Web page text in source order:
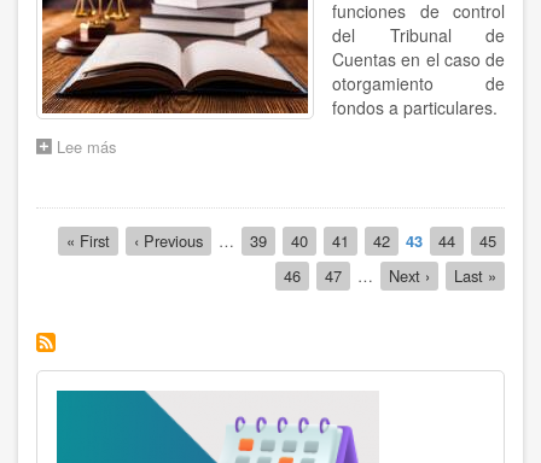
funciones de control
del Tribunal de
Cuentas en el caso de
otorgamiento de
fondos a particulares.
Lee más
APROBATORIO
DEL
DICTAMEN
TRIBUNAL
CUENTAS
Paginación
Primera
página
« First
Página
anterior
‹ Previous … Página
39 Página
40 Página
41 Página
42
Página
actual
43 Página
44 Página
45
Página
46 Página
47 …
Siguiente
página
Next ›
Última
página
Last »